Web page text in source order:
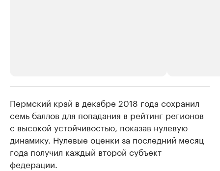
РБК Компании
Крупные организации в
нефтегазовой промышленности
Найдите и проверьте данные в каталоге Посмотрите
Пермский край в декабре 2018 года сохранил
семь баллов для попадания в рейтинг регионов
с высокой устойчивостью, показав нулевую
динамику. Нулевые оценки за последний месяц
года получил каждый второй субъект
федерации.